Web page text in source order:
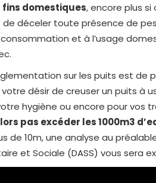
fins domestiques, encore plus si
déceler toute présence de
et à l’usage
sur les puits est de
désir de creuser un puits à
hygiène ou encore pour vos
pas excéder les 1000m3
10m, une analyse au préalable
et Sociale (DASS) vous sera